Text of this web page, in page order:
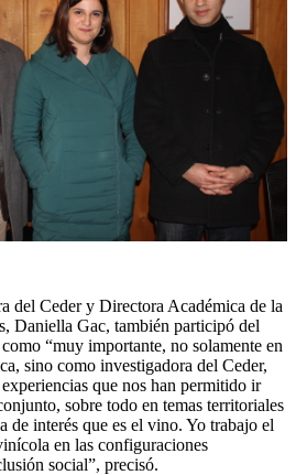
del Ceder y Directora Académica de la
Daniella Gac, también participó del
“muy importante, no solamente en
sino como investigadora del Ceder,
que nos han permitido ir
sobre todo en temas territoriales
de interés que es el vino. Yo trabajo el
en las configuraciones
social”, precisó.